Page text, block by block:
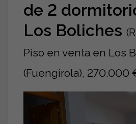
de 2
Los Boliches
Piso en venta en Los
(Fuengirola), 270.000